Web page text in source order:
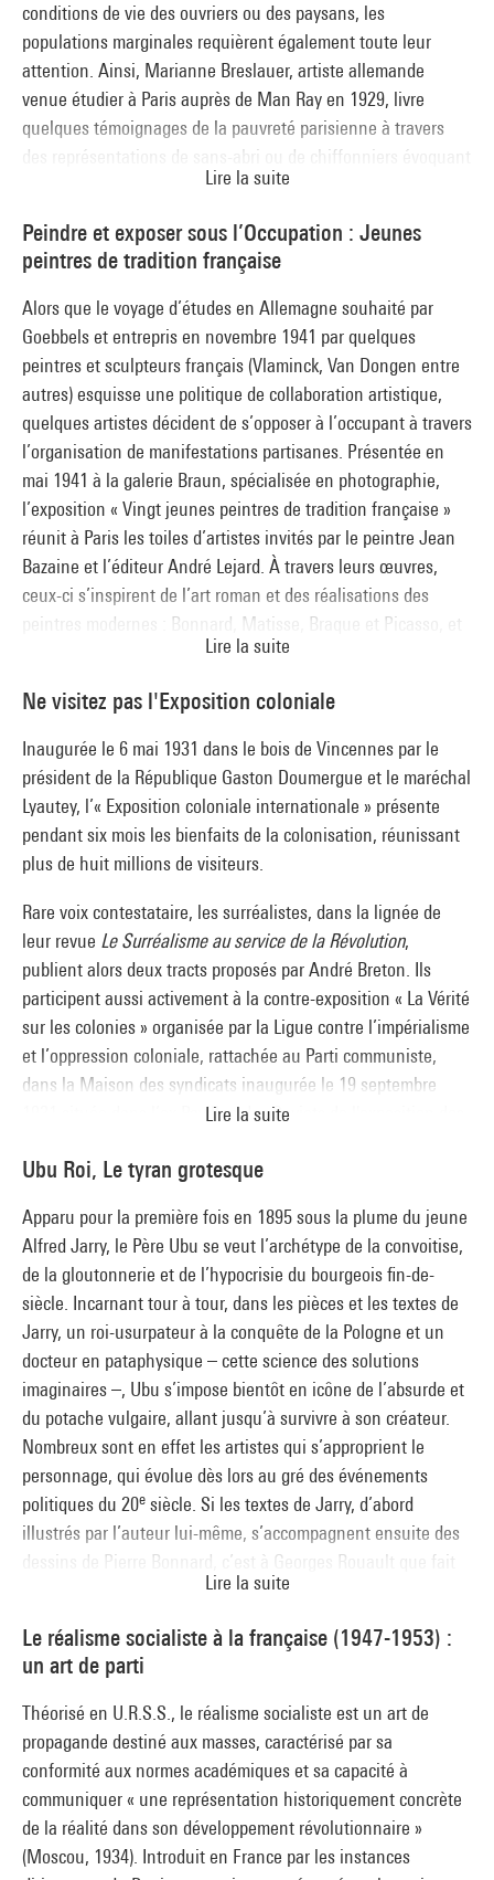
conditions de vie des ouvriers ou des paysans, les
populations marginales requièrent également toute leur
attention. Ainsi, Marianne Breslauer, artiste allemande
venue étudier à Paris auprès de Man Ray en 1929, livre
quelques témoignages de la pauvreté parisienne à travers
des représentations de sans-abri ou de chiffonniers évoquant
les photographies d’Eugène Atget décédé peu de temps
ces photographies fixent aussi l’image d’une France en
transformation, documentant la ruée vers les loisirs et l’essor
des pique-niques en plein air.
Lire la suite
Peindre et exposer sous l’Occupation : Jeunes
peintres de tradition française
Alors que le voyage d’études en Allemagne souhaité par
Goebbels et entrepris en novembre 1941 par quelques
peintres et sculpteurs français (Vlaminck, Van Dongen entre
autres) esquisse une politique de collaboration artistique,
quelques artistes décident de s’opposer à l’occupant à travers
l’organisation de manifestations partisanes. Présentée en
mai 1941 à la galerie Braun, spécialisée en photographie,
l’exposition « Vingt jeunes peintres de tradition française »
réunit à Paris les toiles d’artistes invités par le peintre Jean
Bazaine et l’éditeur André Lejard. À travers leurs œuvres,
ceux-ci s’inspirent de l’art roman et des réalisations des
peintres modernes : Bonnard, Matisse, Braque et Picasso, et
se réclament d’une « tradition française » invoquée pour
peintres de tradition française, réorganisé en 1943, voit
apparaître dans ses rangs de nouvelles recrues présentées à
la galerie de France en février dans l’exposition « Douze
peintres d’aujourd’hui ».
Lire la suite
Ne visitez pas l'Exposition coloniale
Inaugurée le 6 mai 1931 dans le bois de Vincennes par le
président de la République Gaston Doumergue et le maréchal
Lyautey, l’« Exposition coloniale internationale » présente
pendant six mois les bienfaits de la colonisation, réunissant
plus de huit millions de visiteurs.
Rare voix contestataire, les surréalistes, dans la lignée de
leur revue Le Surréalisme au service de la Révolution,
publient alors deux tracts proposés par André Breton. Ils
participent aussi activement à la contre-exposition « La Vérité
sur les colonies » organisée par la Ligue contre l’impérialisme
et l’oppression coloniale, rattachée au Parti communiste,
dans la Maison des syndicats inaugurée le 19 septembre
1931 située dans l’ex Pavillon des Soviets de l'exposition des
s’inscrit aussi dans leur quête d’un nouveau mythe en marge
le fétichisme et la magie.
Lire la suite
Ubu Roi, Le tyran grotesque
Apparu pour la première fois en 1895 sous la plume du jeune
Alfred Jarry, le Père Ubu se veut l’archétype de la convoitise,
de la gloutonnerie et de l’hypocrisie du bourgeois fin-de-
siècle. Incarnant tour à tour, dans les pièces et les textes de
Jarry, un roi-usurpateur à la conquête de la Pologne et un
docteur en pataphysique – cette science des solutions
imaginaires –, Ubu s’impose bientôt en icône de l’absurde et
du potache vulgaire, allant jusqu’à survivre à son créateur.
Nombreux sont en effet les artistes qui s’approprient le
personnage, qui évolue dès lors au gré des événements
politiques du 20e siècle. Si les textes de Jarry, d’abord
illustrés par l’auteur lui-même, s’accompagnent ensuite des
dessins de Pierre Bonnard, c’est à Georges Rouault que fait
appel l’éditeur Ambroise Vollard lorsque, par le truchement
colonisation et du régime soviétique. Pour leur part, les
surréalistes (Picasso, Miró, Matta) et les artistes d’après-
guerre (Jean-Christophe Averty) évoquent grâce à Ubu la
tyrannie du pouvoir. Se prêtant tant à la scène qu’au jeu
pictural, Ubu se fait ainsi le vecteur burlesque des maux de
tout un siècle.
Lire la suite
Le réalisme socialiste à la française (1947-1953) :
un art de parti
Théorisé en U.R.S.S., le réalisme socialiste est un art de
propagande destiné aux masses, caractérisé par sa
conformité aux normes académiques et sa capacité à
communiquer « une représentation historiquement concrète
de la réalité dans son développement révolutionnaire »
(Moscou, 1934). Introduit en France par les instances